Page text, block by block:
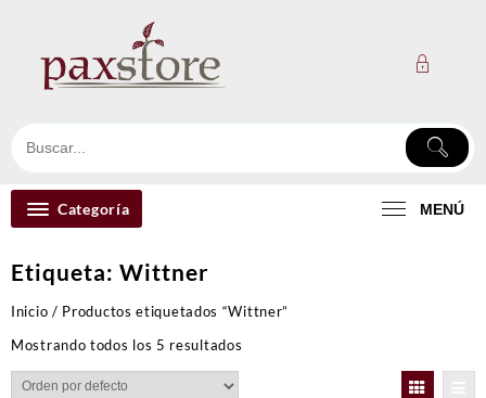
contenido
Categoría MENÚ
Etiqueta: Wittner
Inicio / Productos etiquetados “Wittner”
Mostrando todos los 5 resultados